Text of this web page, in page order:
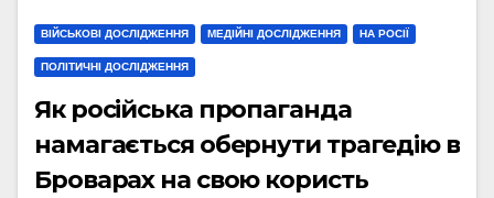
ВІЙСЬКОВІ ДОСЛІДЖЕННЯ МЕДІЙНІ ДОСЛІДЖЕННЯ НА РОСІЇ
ПОЛІТИЧНІ ДОСЛІДЖЕННЯ
Як російська пропаганда
намагається обернути трагедію в
Броварах на свою користь